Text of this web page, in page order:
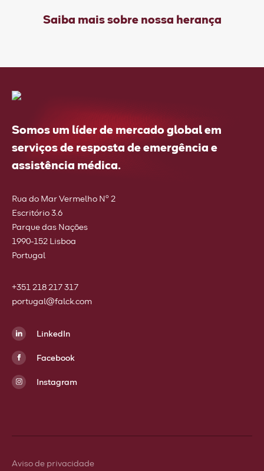
Saiba mais sobre nossa herança
Somos um líder de mercado global em
serviços de resposta de emergência e
assistência médica.
Rua do Mar Vermelho Nº 2
Escritório 3.6
Parque das Nações
1990-152 Lisboa
Portugal
+351 218 217 317
portugal@falck.com
LinkedIn
Facebook
Instagram
Aviso de privacidade